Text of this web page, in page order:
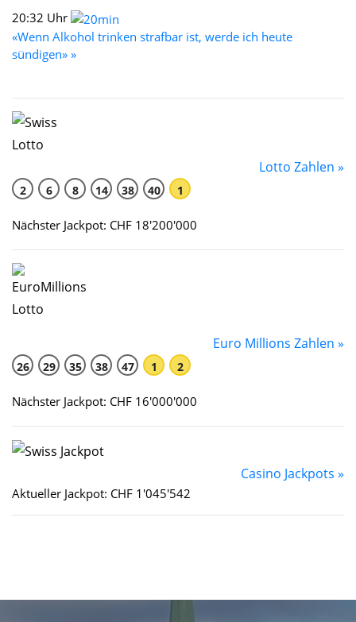
20:32 Uhr
«Wenn Alkohol trinken strafbar ist, werde ich heute
sündigen» »
Lotto Zahlen »
2 6 8 14 38 40 1
Nächster Jackpot: CHF 18'200'000
Euro Millions Zahlen »
26 29 35 38 47 1 2
Nächster Jackpot: CHF 16'000'000
Casino Jackpots »
Aktueller Jackpot: CHF 1'045'542